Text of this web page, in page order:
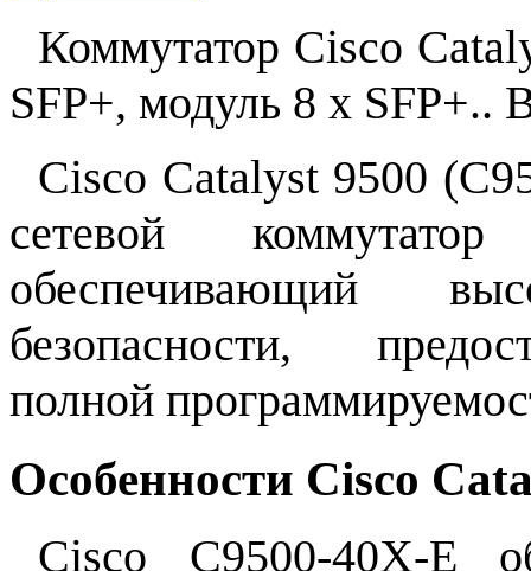
Коммутатор Cisco
SFP+, модуль 8 x
Cisco Catalyst 9500
сетевой
обеспечивающий
безопасности,
полной
Особенности Cisco
Cisco C9500-40X-E